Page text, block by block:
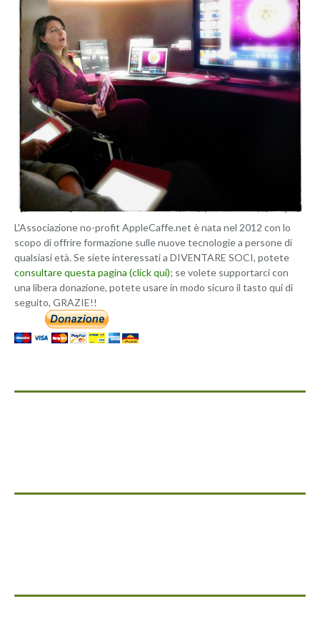
L'Associazione no-profit AppleCaffe.net è nata nel 2012 con lo
scopo di offrire formazione sulle nuove tecnologie a persone di
qualsiasi età. Se siete interessati a DIVENTARE SOCI, potete
consultare questa pagina (click qui); se volete supportarci con
una libera donazione, potete usare in modo sicuro il tasto qui di
seguito, GRAZIE!!